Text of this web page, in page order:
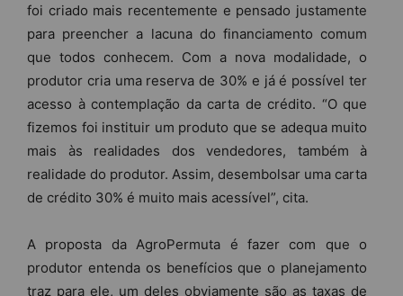
foi criado mais recentemente e pensado justamente
para preencher a lacuna do financiamento comum
que todos conhecem. Com a nova modalidade, o
produtor cria uma reserva de 30% e já é possível ter
acesso à contemplação da carta de crédito. “O que
fizemos foi instituir um produto que se adequa muito
mais às realidades dos vendedores, também à
realidade do produtor. Assim, desembolsar uma carta
de crédito 30% é muito mais acessível”, cita.
A proposta da AgroPermuta é fazer com que o
produtor entenda os benefícios que o planejamento
traz para ele, um deles obviamente são as taxas de